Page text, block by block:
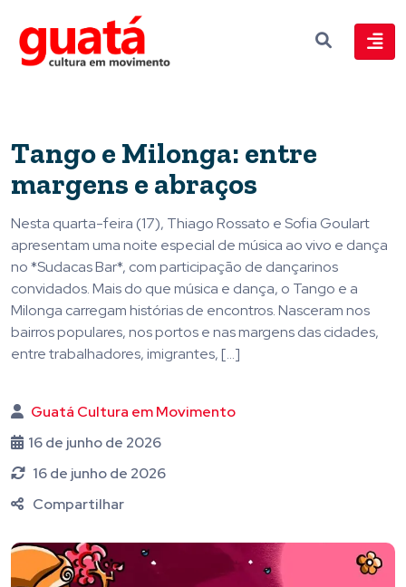
Tango e Milonga: entre
margens e abraços
Nesta quarta-feira (17), Thiago Rossato e Sofia Goulart
apresentam uma noite especial de música ao vivo e dança
no *Sudacas Bar*, com participação de dançarinos
convidados. Mais do que música e dança, o Tango e a
Milonga carregam histórias de encontros. Nasceram nos
bairros populares, nos portos e nas margens das cidades,
entre trabalhadores, imigrantes, […]
Guatá Cultura em Movimento
16 de junho de 2026
16 de junho de 2026
Compartilhar